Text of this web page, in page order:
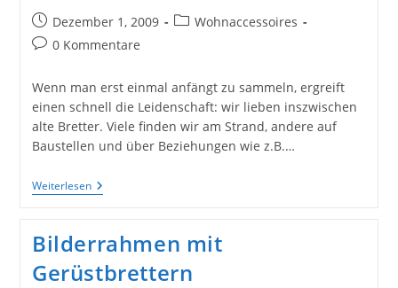
Beitrag
veröffentlicht:
Dezember 1, 2009
Beitrags-
Wohnaccessoires
Beitrags-
0 Kommentare
Wenn man erst einmal anfängt zu sammeln, ergreift
einen schnell die Leidenschaft: wir lieben inszwischen
alte Bretter. Viele finden wir am Strand, andere auf
Baustellen und über Beziehungen wie z.B.…
WeiterlesenViele
Ideen
Bretter
Bilderrahmen mit
Gerüstbrettern